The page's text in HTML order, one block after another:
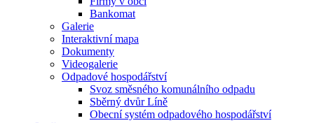
Bankomat
Galerie
Interaktivní mapa
Dokumenty
Videogalerie
Odpadové hospodářství
Svoz směsného komunálního odpadu
Sběrný dvůr Líně
Obecní systém odpadového hospodářství